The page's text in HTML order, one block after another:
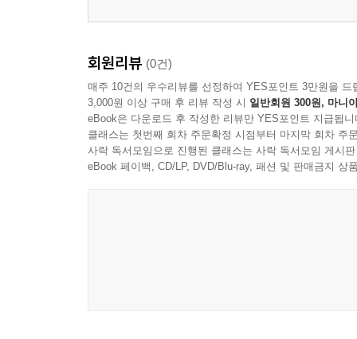
회원리뷰 (0건)
매주 10건의 우수리뷰를 선정하여 YES포인트 3만원을 드
3,000원 이상 구매 후 리뷰 작성 시 일반회원 300원, 마니
eBook은 다운로드 후 작성한 리뷰만 YES포인트 지급됩니
클래스는 첫번째 회차 주문확정 시점부터 마지막 회차 주
사락 독서모임으로 진행된 클래스는 사락 독서모임 게시
eBook 페이백, CD/LP, DVD/Blu-ray, 패션 및 판매금지 상